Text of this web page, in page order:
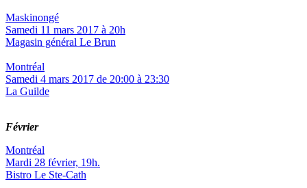
Maskinongé
Samedi 11 mars 2017 à 20h
Magasin général Le Brun
Montréal
Samedi 4 mars 2017 de 20:00 à 23:30
La Guilde
Février
Montréal
Mardi 28 février, 19h.
Bistro Le Ste-Cath